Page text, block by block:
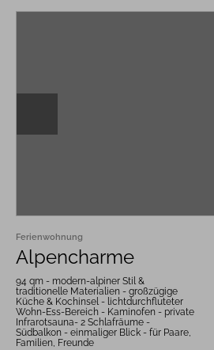
Ferienwohnung
Alpencharme
94 qm - modern-alpiner Stil &
traditionelle Materialien - großzügige
Küche & Kochinsel - lichtdurchfluteter
Wohn-Ess-Bereich - Kaminofen - private
Infrarotsauna- 2 Schlafräume -
Südbalkon - einmaliger Blick - für Paare,
Familien, Freunde